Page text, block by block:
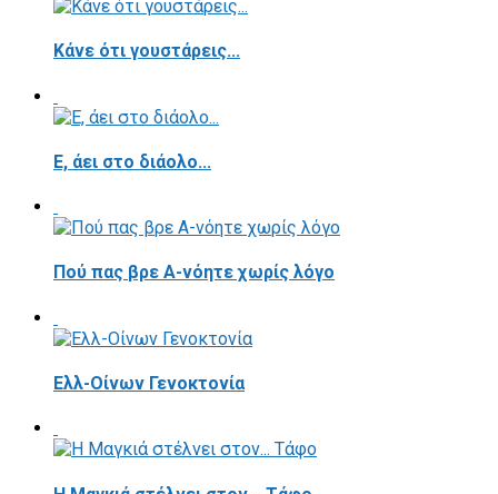
Κάνε ότι γουστάρεις...
E, άει στο διάολο...
Πού πας βρε Α-νόητε χωρίς λόγο
Ελλ-Οίνων Γενοκτονία